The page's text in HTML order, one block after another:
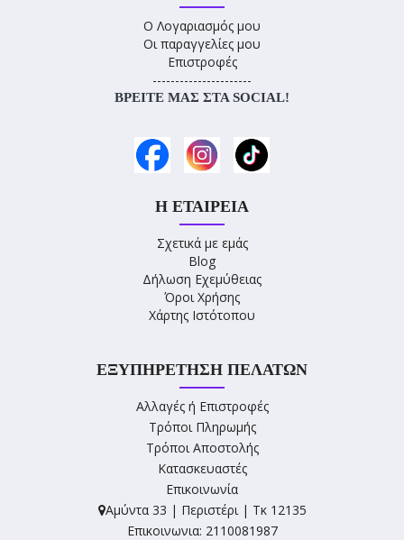
Ο Λογαριασμός μου
Οι παραγγελίες μου
Επιστροφές
----------------------
ΒΡΕΊΤΕ ΜΑΣ ΣΤΑ SOCIAL!
Η ΕΤΑΙΡΕΊΑ
Σχετικά με εμάς
Blog
Δήλωση Εχεμύθειας
Όροι Χρήσης
Χάρτης Ιστότοπου
ΕΞΥΠΗΡΈΤΗΣΗ ΠΕΛΑΤΏΝ
Αλλαγές ή Επιστροφές
Τρόποι Πληρωμής
Τρόποι Αποστολής
Κατασκευαστές
Επικοινωνία
Αμύντα 33 | Περιστέρι | Τκ 12135
Επικοινωνια: 2110081987